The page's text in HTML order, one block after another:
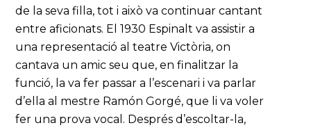
de la seva filla, tot i això va continuar cantant
entre aficionats. El 1930 Espinalt va assistir a
una representació al teatre Victòria, on
cantava un amic seu que, en finalitzar la
funció, la va fer passar a l’escenari i va parlar
d’ella al mestre Ramón Gorgé, que li va voler
fer una prova vocal. Després d’escoltar-la,